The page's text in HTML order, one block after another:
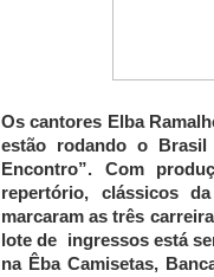
Os cantores Elba
estão rodando o Brasil
Encontro”. Com
repertório, clássicos
marcaram as três
lote de ingressos está
na Êba Camisetas,